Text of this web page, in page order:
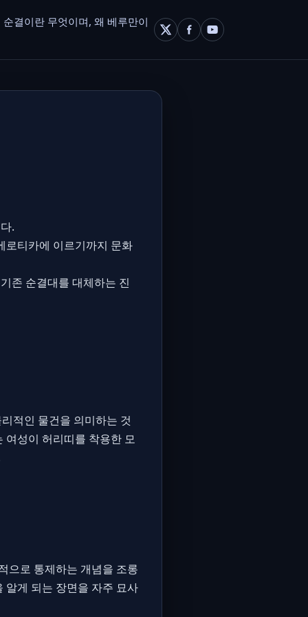
순결이란 무엇이며, 왜 베루만이
.
로티카에 이르기까지 문화
존 순결대를 대체하는 진
적인 물건을 의미하는 것
여성이 허리띠를 착용한 모
으로 통제하는 개념을 조롱
알게 되는 장면을 자주 묘사